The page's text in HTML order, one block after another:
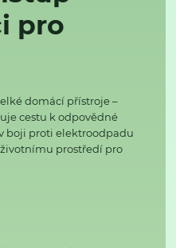
pro
domácí přístroje –
cestu k odpovědné
boji proti elektroodpadu
prostředí pro